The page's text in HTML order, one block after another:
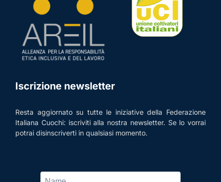
Iscrizione newsletter
Resta aggiornato su tutte le iniziative della Federazione
Italiana Cuochi: iscriviti alla nostra newsletter. Se lo vorrai
potrai disinscriverti in qualsiasi momento.